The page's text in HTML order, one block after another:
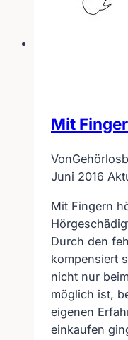
Mit
Von
Juni 2016
Mit Fingern
Durch den
kompensiert
nicht nur
möglich ist,
eigenen
einkaufen